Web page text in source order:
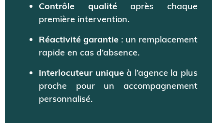
Contrôle qualitéaprès chaque
première intervention.
Réactivité garantie : un remplacement
rapide en cas d’absence.
Interlocuteur uniqueà l’agence la plus
proche pour un accompagnement
personnalisé.